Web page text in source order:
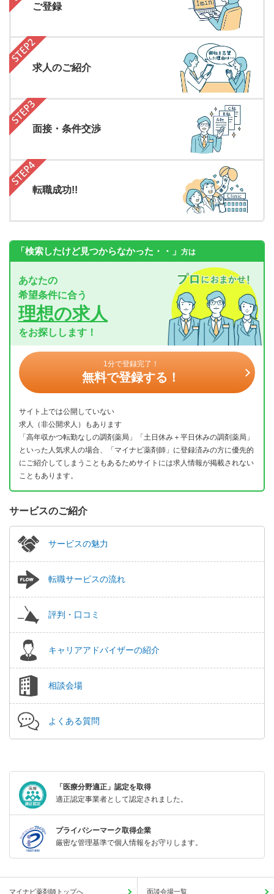
ご登録
求人のご紹介
面接・条件交渉
転職成功!!
「検索したけど見つからなかった・・」 方は
あなたの
希望条件に合う
理想の求人
をお探しします！
1分で登録完了！
無料で登録する！
サイト上では公開していない
求人（非公開求人）もあります
「高年収かつ転勤なしの調剤薬局」「土日休み＋平日休みの調剤薬局」
といった人気求人の場合、「マイナビ薬剤師」に登録済みの方に優先的
にご紹介してしまうこともあるためサイトには求人情報が掲載されない
こともあります。
サービスのご紹介
サービスの魅力
転職サービスの流れ
評判・口コミ
キャリアアドバイザーの紹介
相談会場
よくある質問
「医療分野適正」認定を取得
適正認定事業者として認定されました。
プライバシーマーク取得企業
厳密な管理基準で個人情報をお守りします。
マイナビ薬剤師トップへ 面談会場一覧